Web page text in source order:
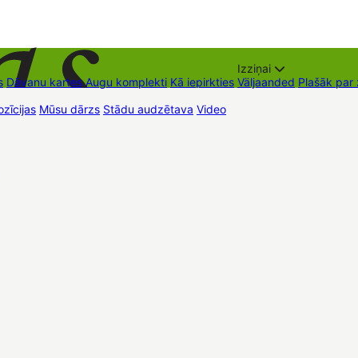
Dāvanu kartes Augu komplekti Kā iepirkties
Izziņai
Väljaanded Plašāk par
Mūsu dārzs Stādu audzētava Video